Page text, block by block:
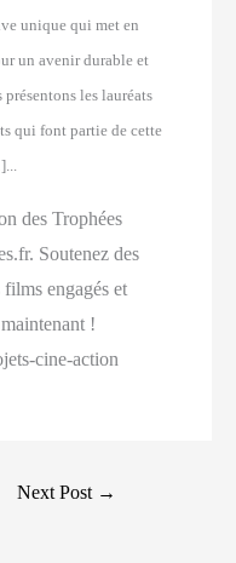
unique qui met en
un avenir durable et
les lauréats
qui font partie de cette
des Trophées
Soutenez des
engagés et
!
cine-action
Next Post →